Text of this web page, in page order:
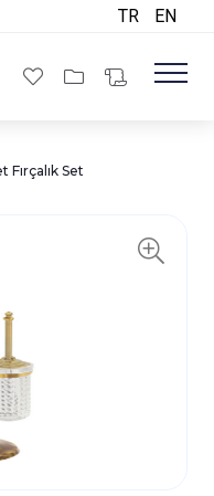
TR EN
Fırçalık Set